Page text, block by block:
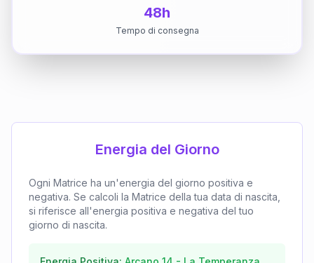
48h
Tempo di consegna
Energia del Giorno
Ogni Matrice ha un'energia del giorno positiva e
negativa. Se calcoli la Matrice della tua data di nascita,
si riferisce all'energia positiva e negativa del tuo
giorno di nascita.